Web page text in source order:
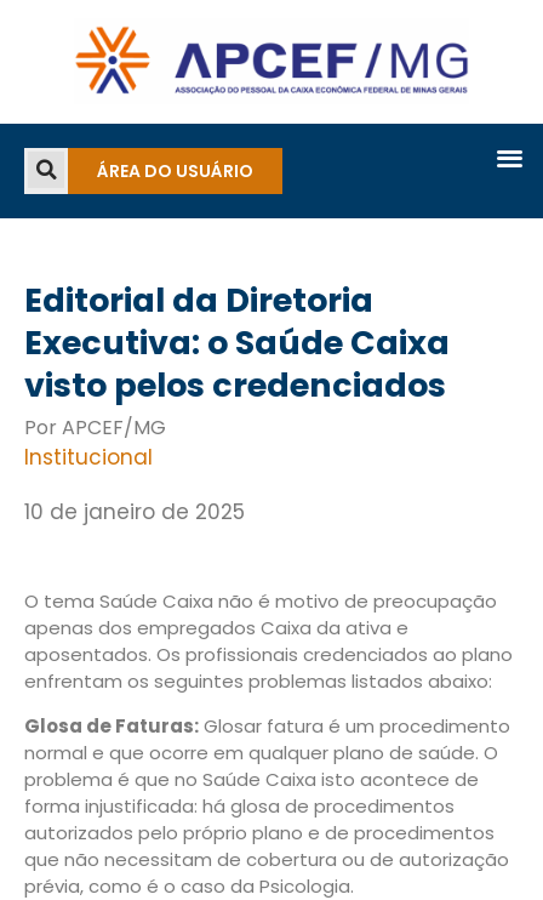
ÁREA DO USUÁRIO
Editorial da Diretoria
Executiva: o Saúde Caixa
visto pelos credenciados
Por APCEF/MG
Institucional
10 de janeiro de 2025
O tema Saúde Caixa não é motivo de preocupação
apenas dos empregados Caixa da ativa e
aposentados. Os profissionais credenciados ao plano
enfrentam os seguintes problemas listados abaixo:
Glosa de Faturas:Glosar fatura é um procedimento
normal e que ocorre em qualquer plano de saúde. O
problema é que no Saúde Caixa isto acontece de
forma injustificada: há glosa de procedimentos
autorizados pelo próprio plano e de procedimentos
que não necessitam de cobertura ou de autorização
prévia, como é o caso da Psicologia.